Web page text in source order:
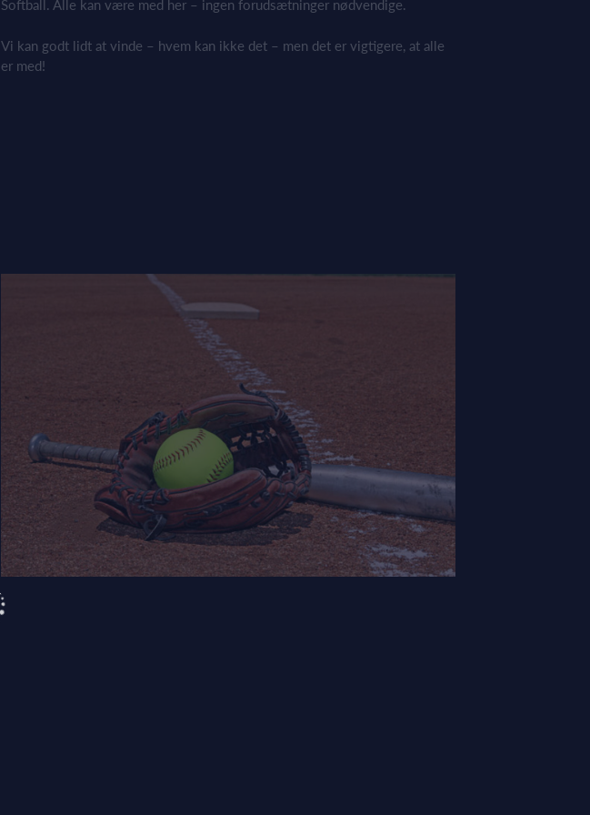
Softball. Alle kan være med her – ingen forudsætninger nødvendige.
Vi kan godt lidt at vinde – hvem kan ikke det – men det er vigtigere, at alle
er med!